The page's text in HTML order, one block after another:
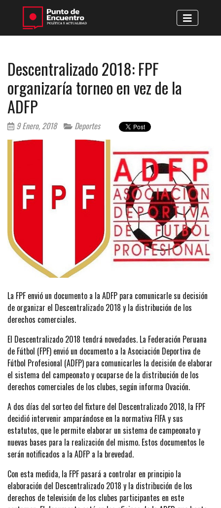
Descentralizado 2018: FPF
organizaría torneo en vez de la
ADFP
9 Enero, 2018 Deportes
La FPF envió un documento a la ADFP para comunicarle su decisión
de organizar el Descentralizado 2018 y la distribución de los
derechos comerciales.
El Descentralizado 2018 tendrá novedades. La Federación Peruana
de Fútbol (FPF) envió un documento a la Asociación Deportiva de
Fútbol Profesional (ADFP) para comunicarles la decisión de elaborar
el sistema del campeonato y ocuparse de la distribución de los
derechos comerciales de los clubes, según informa Ovación.
A dos días del sorteo del fixture del Descentralizado 2018, la FPF
decidió intervenir amparándose en la normativa FIFA y sus
estatutos, que le permite elaborar un sistema de campeonato y
nuevas bases para la realización del mismo. Estos documentos le
serán notificados a la ADFP a la brevedad.
Con esta medida, la FPF pasará a controlar en principio la
elaboración del Descentralizado 2018 y la distribución de los
derechos de televisión de los clubes participantes en este